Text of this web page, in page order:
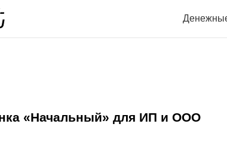
«Начальный» для ИП и ООО